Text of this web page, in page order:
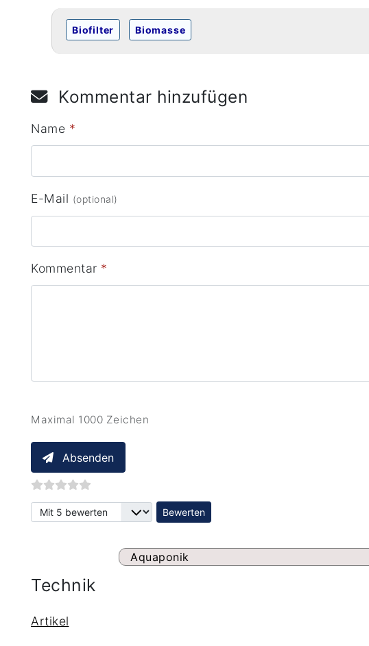
Biofilter Biomasse
Kommentar hinzufügen
Name *
E-Mail (optional)
Kommentar *
Maximal 1000 Zeichen
Absenden
Bitte bewerten
Aquaponik
Technik
Artikel